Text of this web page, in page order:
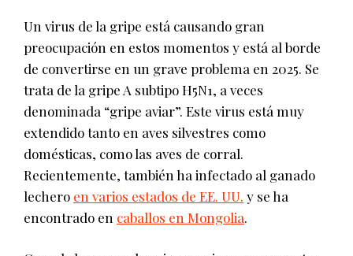
Un virus de la gripe está causando gran
preocupación en estos momentos y está al borde
de convertirse en un grave problema en 2025. Se
trata de la gripe A subtipo H5N1, a veces
denominada “gripe aviar”. Este virus está muy
extendido tanto en aves silvestres como
domésticas, como las aves de corral.
Recientemente, también ha infectado al ganado
lechero en varios estados de EE. UU. y se ha
encontrado en caballos en Mongolia.